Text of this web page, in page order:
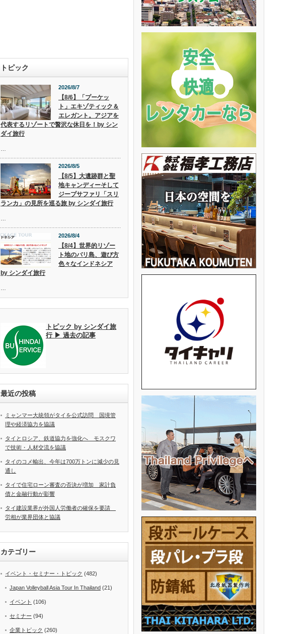
トピック
2026/8/7
【8/6】「プーケッ
ト」エキゾティック＆
エレガント。アジアを
代表するリゾートで贅沢な休日を！by シン
ダイ旅行
2026/8/5
【8/5】大遺跡群と聖
地キャンディーそして
ジープサファリ「スリ
ランカ」の見所を巡る旅 by シンダイ旅行
2026/8/4
【8/4】世界的リゾー
ト地のバリ島、遊び方
色々なインドネシア
by シンダイ旅行
トピック by シンダイ旅
行 ▶ 過去の記事
最近の投稿
ミャンマー大統領がタイを公式訪問 国境管
理や経済協力を協議
タイとロシア、鉄道協力を強化へ モスクワ
で技術・人材交流を協議
タイのコメ輸出、今年は700万トンに減少の見
通し
タイで住宅ローン審査の否決が増加 家計負
債と金融行動が影響
タイ建設業界が外国人労働者の確保を要請
労相が業界団体と協議
カテゴリー
イベント・セミナー・トピック (482)
Japan Volleyball Asia Tour In Thailand (21)
イベント (106)
セミナー (94)
企業トピック (260)